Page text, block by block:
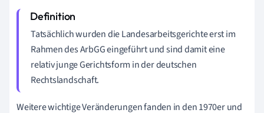
Tatsächlich wurden die Landesarbeitsgerichte erst im
Rahmen des ArbGG eingeführt und sind damit eine
relativ junge Gerichtsform in der deutschen
Rechtslandschaft.
Weitere wichtige Veränderungen fanden in den 1970er und